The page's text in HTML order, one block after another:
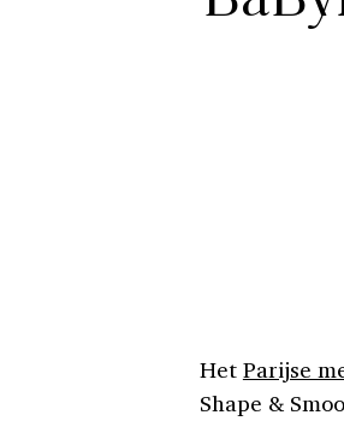
Het Parijse
Shape &